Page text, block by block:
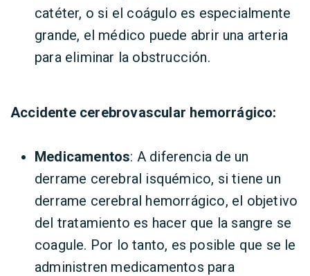
catéter, o si el coágulo es especialmente
grande, el médico puede abrir una arteria
para eliminar la obstrucción.
Accidente cerebrovascular hemorrágico:
Medicamentos: A diferencia de un
derrame cerebral isquémico, si tiene un
derrame cerebral hemorrágico, el objetivo
del tratamiento es hacer que la sangre se
coagule. Por lo tanto, es posible que se le
administren medicamentos para